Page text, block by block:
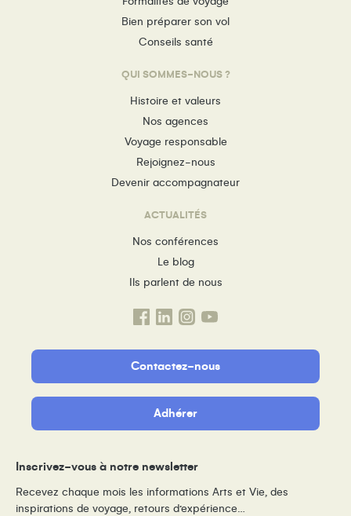
Bien préparer son vol
Conseils santé
QUI SOMMES-NOUS ?
Histoire et valeurs
Nos agences
Voyage responsable
Rejoignez-nous
Devenir accompagnateur
ACTUALITÉS
Nos conférences
Le blog
Ils parlent de nous
Contactez-nous
Adhérer
Inscrivez-vous à notre newsletter
Recevez chaque mois les informations Arts et Vie, des
inspirations de voyage, retours d’expérience…